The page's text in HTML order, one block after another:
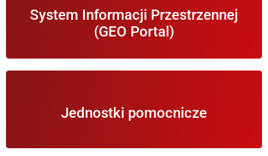
System Informacji Przestrzennej
(GEO Portal)
Otwiera Gminny GeoPortal z mapami Gminy
Wierzchosławice.
Jednostki pomocnicze
podległych Wójtowi Gminy Wierzchosławice.